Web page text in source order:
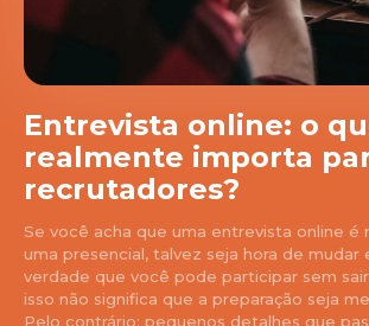
Entrevista online: o
realmente importa
recrutadores?
Se você acha que uma entrevista online é
uma presencial, talvez seja hora de mudar
verdade que você pode participar sem
isso não significa que a preparação seja
Pelo contrário: pequenos detalhes que